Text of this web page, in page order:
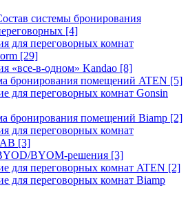
системы бронирования
[4]
для переговорных комнат
[29]
«все-в-одном» Kandao [8]
бронирования помещений ATEN [5]
для переговорных комнат Gonsin
бронирования помещений Biamp [2]
для переговорных комнат
[3]
BYOM-решения [3]
для переговорных комнат ATEN [2]
для переговорных комнат Biamp